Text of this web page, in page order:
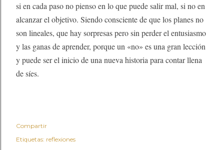
si en cada paso no pienso en lo que puede salir mal, si no en
alcanzar el objetivo. Siendo consciente de que los planes no
son lineales, que hay sorpresas pero sin perder el entusiasmo
y las ganas de aprender, porque un «no» es una gran lección
y puede ser el inicio de una nueva historia para contar llena
de síes.
Compartir
Etiquetas: reflexiones